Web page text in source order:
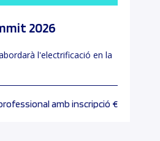
2026
l'electrificació en la
amb inscripció €